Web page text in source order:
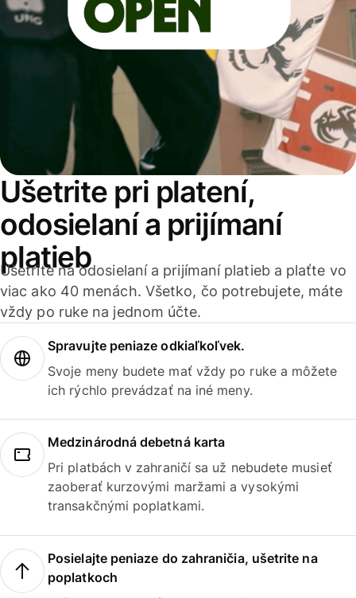
Ušetrite pri platení,
odosielaní a prijímaní
platieb
Ušetrite na odosielaní a prijímaní platieb a plaťte vo
viac ako 40 menách. Všetko, čo potrebujete, máte
vždy po ruke na jednom účte.
Spravujte peniaze odkiaľkoľvek.
Svoje meny budete mať vždy po ruke a môžete
ich rýchlo prevádzať na iné meny.
Medzinárodná debetná karta
Pri platbách v zahraničí sa už nebudete musieť
zaoberať kurzovými maržami a vysokými
transakčnými poplatkami.
Posielajte peniaze do zahraničia, ušetrite na
poplatkoch